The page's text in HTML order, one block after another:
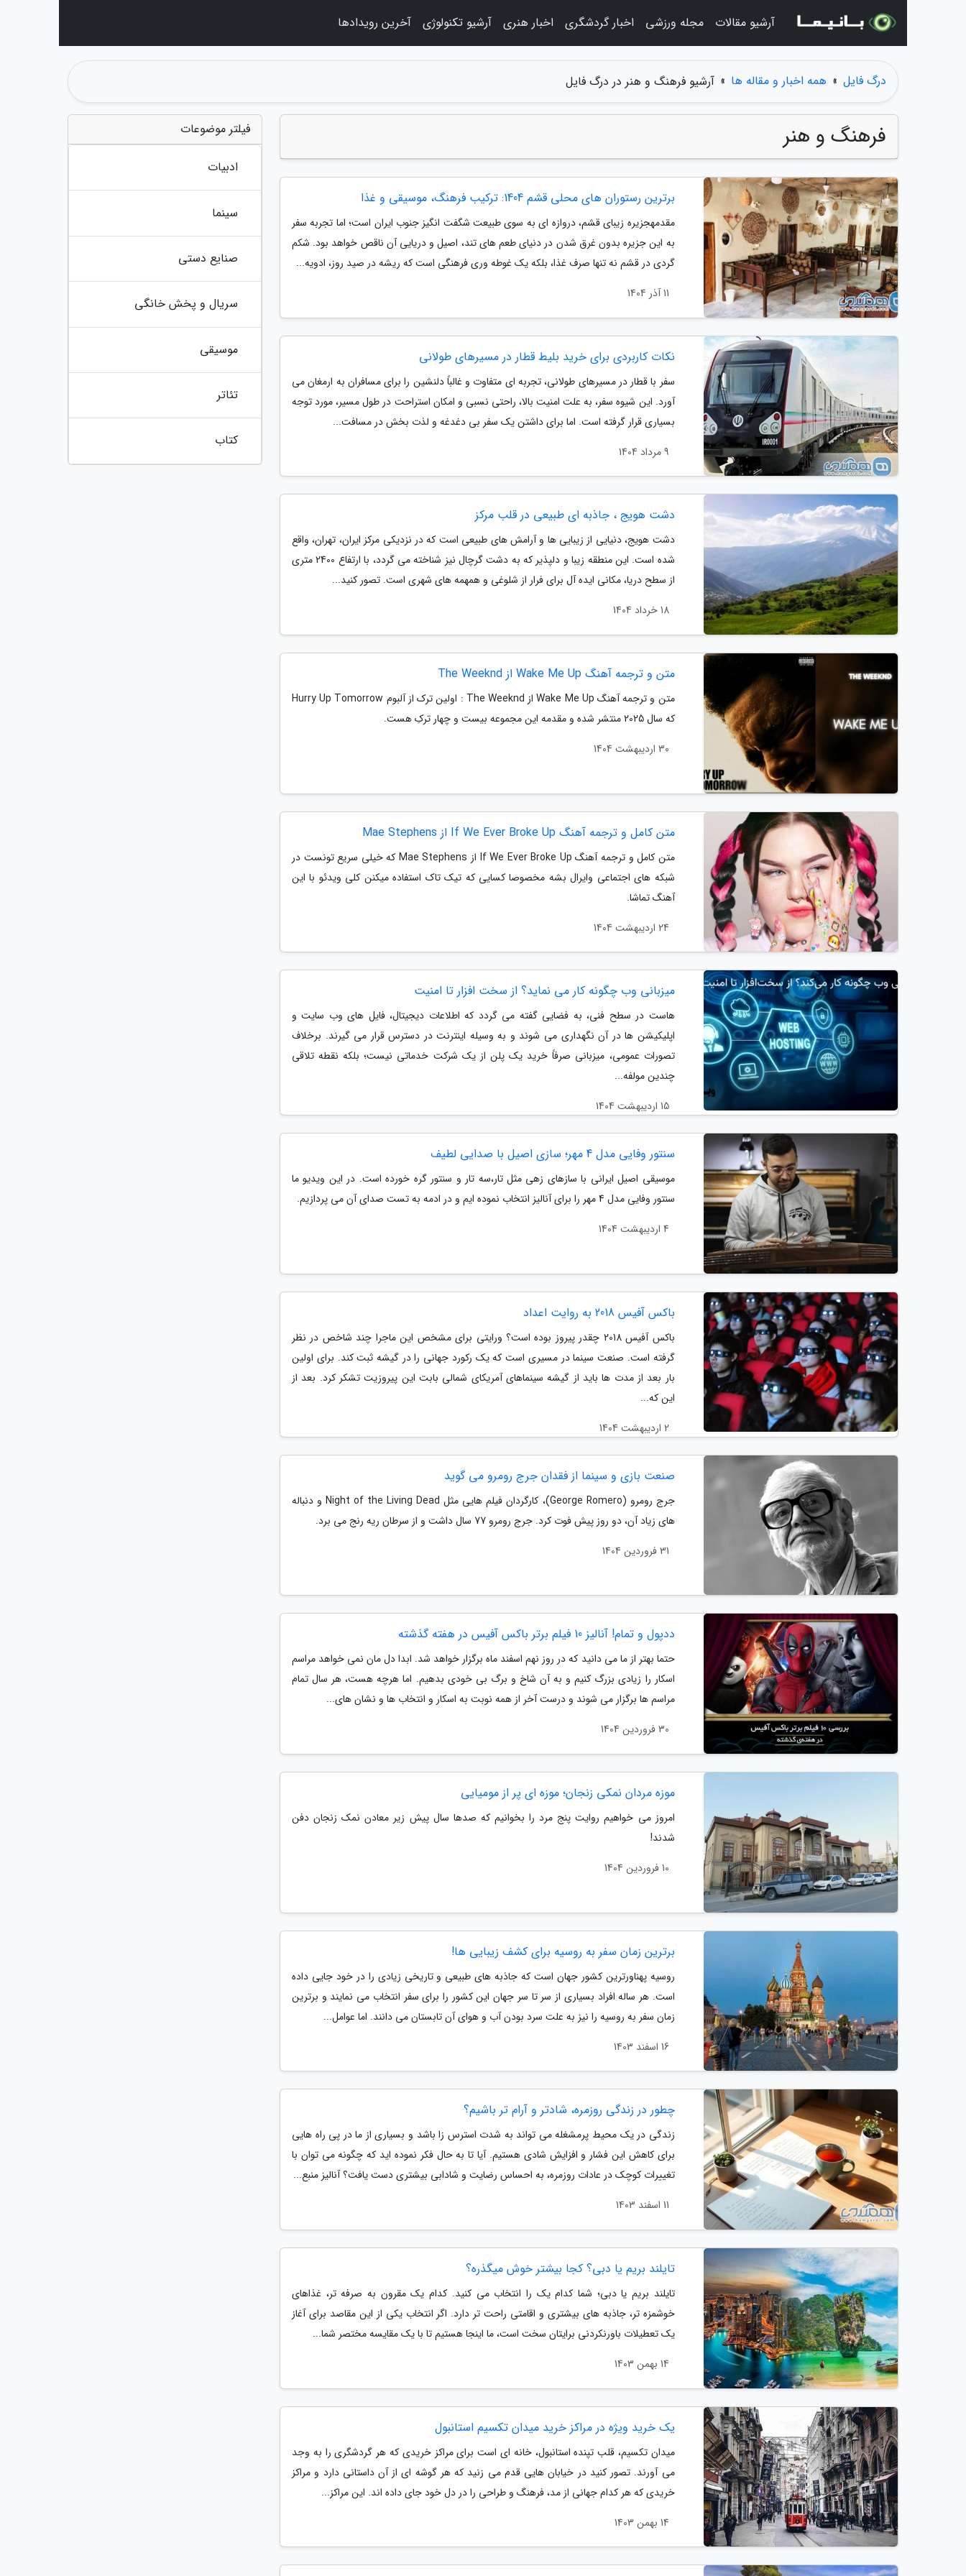
درگ فایل » همه اخبار و مقاله ها » آرشیو فرهنگ و هنر در درگ فایل
فرهنگ و هنر
برترین رستوران های محلی قشم 1404: ترکیب فرهنگ، موسیقی و غذا
مقدمهجزیره زیبای قشم، دروازه ای به سوی طبیعت شگفت انگیز جنوب ایران است؛ اما تجربه سفر
به این جزیره بدون غرق شدن در دنیای طعم های تند، اصیل و دریایی آن ناقص خواهد بود. شکم
گردی در قشم نه تنها صرف غذا، بلکه یک غوطه وری فرهنگی است که ریشه در صید روز، ادویه...
11 آذر 1404
نکات کاربردی برای خرید بلیط قطار در مسیرهای طولانی
سفر با قطار در مسیرهای طولانی، تجربه ای متفاوت و غالباً دلنشین را برای مسافران به ارمغان می
آورد. این شیوه سفر، به علت امنیت بالا، راحتی نسبی و امکان استراحت در طول مسیر، مورد توجه
بسیاری قرار گرفته است. اما برای داشتن یک سفر بی دغدغه و لذت بخش در مسافت...
9 مرداد 1404
دشت هویج ، جاذبه ای طبیعی در قلب مرکز
دشت هویج، دنیایی از زیبایی ها و آرامش های طبیعی است که در نزدیکی مرکز ایران، تهران، واقع
شده است. این منطقه زیبا و دلپذیر که به دشت گرچال نیز شناخته می گردد، با ارتفاع 2400 متری
از سطح دریا، مکانی ایده آل برای فرار از شلوغی و همهمه های شهری است. تصور کنید...
18 خرداد 1404
متن و ترجمه آهنگ Wake Me Up از The Weeknd
متن و ترجمه آهنگ Wake Me Up از The Weeknd : اولین ترک از آلبوم Hurry Up Tomorrow
که سال 2025 منتشر شده و مقدمه این مجموعه بیست و چهار ترکِ هست.
30 اردیبهشت 1404
متن کامل و ترجمه آهنگ If We Ever Broke Up از Mae Stephens
متن کامل و ترجمه آهنگ If We Ever Broke Up از Mae Stephens که خیلی سریع تونست در
شبکه های اجتماعی وایرال بشه مخصوصا کسایی که تیک تاک استفاده میکنن کلی ویدئو با این
آهنگ تماشا.
24 اردیبهشت 1404
میزبانی وب چگونه کار می نماید؟ از سخت افزار تا امنیت
هاست در سطح فنی، به فضایی گفته می گردد که اطلاعات دیجیتال، فایل های وب سایت و
اپلیکیشن ها در آن نگهداری می شوند و به وسیله اینترنت در دسترس قرار می گیرند. برخلاف
تصورات عمومی، میزبانی صرفاً خرید یک پلن از یک شرکت خدماتی نیست؛ بلکه نقطه تلاقی
چندین مولفه...
15 اردیبهشت 1404
سنتور وفایی مدل 4 مهر؛ سازی اصیل با صدایی لطیف
موسیقی اصیل ایرانی با سازهای زهی مثل تار،سه تار و سنتور گره خورده است. در این ویدیو ما
سنتور وفایی مدل 4 مهر را برای آنالیز انتخاب نموده ایم و در ادمه به تست صدای آن می پردازیم.
4 اردیبهشت 1404
باکس آفیس 2018 به روایت اعداد
باکس آفیس 2018 چقدر پیروز بوده است؟ ورایتی برای مشخص این ماجرا چند شاخص در نظر
گرفته است. صنعت سینما در مسیری است که یک رکورد جهانی را در گیشه ثبت کند. برای اولین
بار بعد از مدت ها باید از گیشه سینماهای آمریکای شمالی بابت این پیروزیت تشکر کرد. بعد از
این که...
2 اردیبهشت 1404
صنعت بازی و سینما از فقدان جرج رومرو می گوید
جرج رومرو (George Romero)، کارگردان فیلم هایی مثل Night of the Living Dead و دنباله
های زیاد آن، دو روز پیش فوت کرد. جرج رومرو 77 سال داشت و از سرطان ریه رنج می برد.
31 فروردین 1404
ددپول و تمام! آنالیز 10 فیلم برتر باکس آفیس در هفته گذشته
حتما بهتر از ما می دانید که در روز نهم اسفند ماه برگزار خواهد شد. ابدا دل مان نمی خواهد مراسم
اسکار را زیادی بزرگ کنیم و به آن شاخ و برگ بی خودی بدهیم. اما هرچه هست، هر سال تمام
مراسم ها برگزار می شوند و درست آخر از همه نوبت به اسکار و انتخاب ها و نشان های...
30 فروردین 1404
موزه مردان نمکی زنجان؛ موزه ای پر از مومیایی
امروز می خواهیم روایت پنج مرد را بخوانیم که صدها سال پیش زیر معادن نمک زنجان دفن
شدند!
10 فروردین 1404
برترین زمان سفر به روسیه برای کشف زیبایی ها!
روسیه پهناورترین کشور جهان است که جاذبه های طبیعی و تاریخی زیادی را در خود جایی داده
است. هر ساله افراد بسیاری از سر تا سر جهان این کشور را برای سفر انتخاب می نمایند و برترین
زمان سفر به روسیه را نیز به علت سرد بودن آب و هوای آن تابستان می دانند. اما عوامل...
16 اسفند 1403
چطور در زندگی روزمره، شادتر و آرام تر باشیم؟
زندگی در یک محیط پرمشغله می تواند به شدت استرس زا باشد و بسیاری از ما در پی راه هایی
برای کاهش این فشار و افزایش شادی هستیم. آیا تا به حال فکر نموده اید که چگونه می توان با
تغییرات کوچک در عادات روزمره، به احساس رضایت و شادابی بیشتری دست یافت؟ آنالیز منبع...
11 اسفند 1403
تایلند بریم یا دبی؟ کجا بیشتر خوش میگذره؟
تایلند بریم یا دبی؛ شما کدام یک را انتخاب می کنید. کدام یک مقرون به صرفه تر، غذاهای
خوشمزه تر، جاذبه های بیشتری و اقامتی راحت تر دارد. اگر انتخاب یکی از این مقاصد برای آغاز
یک تعطیلات باورنکردنی برایتان سخت است، ما اینجا هستیم تا با یک مقایسه مختصر شما...
14 بهمن 1403
یک خرید ویژه در مراکز خرید میدان تکسیم استانبول
میدان تکسیم، قلب تپنده استانبول، خانه ای است برای مراکز خریدی که هر گردشگری را به وجد
می آورند. تصور کنید در خیابان هایی قدم می زنید که هر گوشه ای از آن داستانی دارد و مراکز
خریدی که هر کدام جهانی از مد، فرهنگ و طراحی را در دل خود جای داده اند. این مراکز...
14 بهمن 1403
فیلتر موضوعات
ادبیات
سینما
صنایع دستی
سریال و پخش خانگی
موسیقی
تئاتر
کتاب
آرشیو مقالات مجله ورزشی اخبار گردشگری اخبار هنری آرشیو تکنولوژی آخرین رویدادها